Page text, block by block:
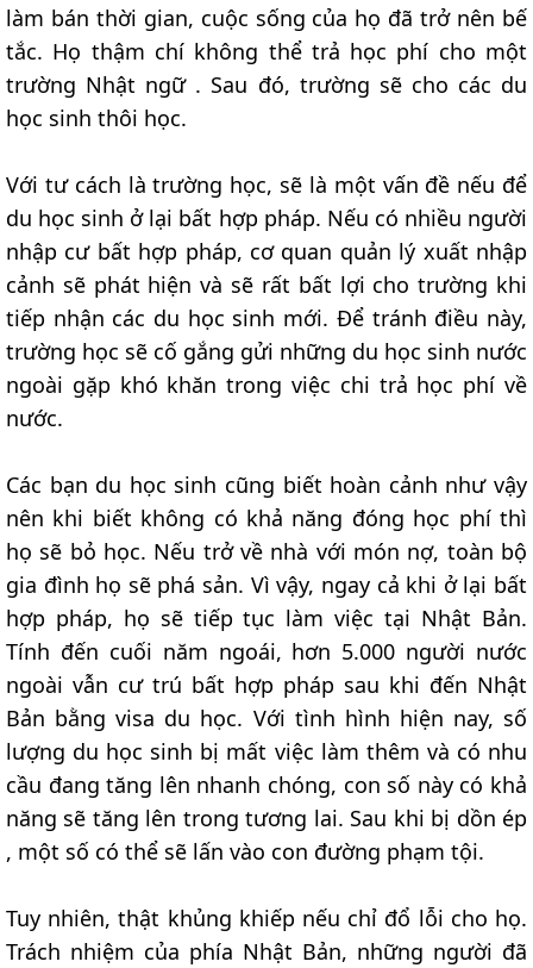
làm bán thời gian, cuộc sống của họ đã trở nên bế
tắc. Họ thậm chí không thể trả học phí cho một
trường Nhật ngữ . Sau đó, trường sẽ cho các du
học sinh thôi học.
Với tư cách là trường học, sẽ là một vấn đề nếu để
du học sinh ở lại bất hợp pháp. Nếu có nhiều người
nhập cư bất hợp pháp, cơ quan quản lý xuất nhập
cảnh sẽ phát hiện và sẽ rất bất lợi cho trường khi
tiếp nhận các du học sinh mới. Để tránh điều này,
trường học sẽ cố gắng gửi những du học sinh nước
ngoài gặp khó khăn trong việc chi trả học phí về
nước.
Các bạn du học sinh cũng biết hoàn cảnh như vậy
nên khi biết không có khả năng đóng học phí thì
họ sẽ bỏ học. Nếu trở về nhà với món nợ, toàn bộ
gia đình họ sẽ phá sản. Vì vậy, ngay cả khi ở lại bất
hợp pháp, họ sẽ tiếp tục làm việc tại Nhật Bản.
Tính đến cuối năm ngoái, hơn 5.000 người nước
ngoài vẫn cư trú bất hợp pháp sau khi đến Nhật
Bản bằng visa du học. Với tình hình hiện nay, số
lượng du học sinh bị mất việc làm thêm và có nhu
cầu đang tăng lên nhanh chóng, con số này có khả
năng sẽ tăng lên trong tương lai. Sau khi bị dồn ép
, một số có thể sẽ lấn vào con đường phạm tội.
Tuy nhiên, thật khủng khiếp nếu chỉ đổ lỗi cho họ.
Trách nhiệm của phía Nhật Bản, những người đã